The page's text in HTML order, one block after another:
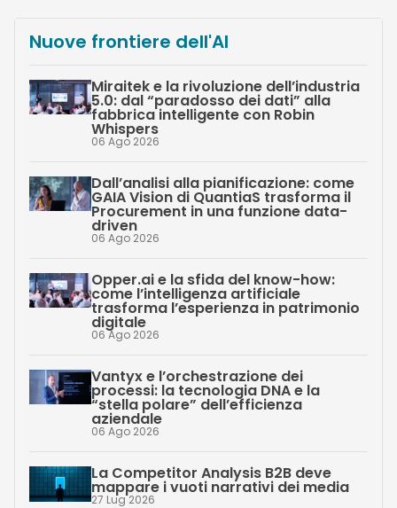
Nuove frontiere dell'AI
Miraitek e la rivoluzione dell’industria
5.0: dal “paradosso dei dati” alla
fabbrica intelligente con Robin
Whispers
06 Ago 2026
Dall’analisi alla pianificazione: come
GAIA Vision di QuantiaS trasforma il
Procurement in una funzione data-
driven
06 Ago 2026
Opper.ai e la sfida del know-how:
come l’intelligenza artificiale
trasforma l’esperienza in patrimonio
digitale
06 Ago 2026
Vantyx e l’orchestrazione dei
processi: la tecnologia DNA e la
“stella polare” dell’efficienza
aziendale
06 Ago 2026
La Competitor Analysis B2B deve
mappare i vuoti narrativi dei media
27 Lug 2026